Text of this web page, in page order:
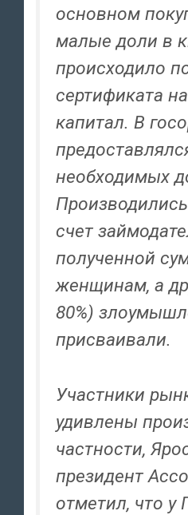
основном
малые доли в
происходило
сертификата
капитал. В
необходимых
счет
полученной
женщинам, а
80%)
присваивали.
Участники
удивлены
частности,
президент
отметил, что у